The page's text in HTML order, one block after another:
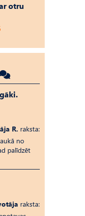
otru
R. raksta:
no
palīdzēt
raksta: